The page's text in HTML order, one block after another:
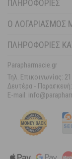
ΠΛΗΡΟΦΟΡΊΕΣ
Ο ΛΟΓΑΡΙΑΣΜΌΣ
ΠΛΗΡΟΦΟΡΙΕΣ
Parapharmacie.gr
Τηλ. Επικοινωνίας:
Δευτέρα - Παρασκευή:
E-mail: